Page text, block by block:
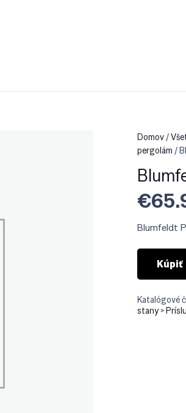
Domov/
pergolám /
€
Blumfeldt
Kúpiť
Katalógové
stany >